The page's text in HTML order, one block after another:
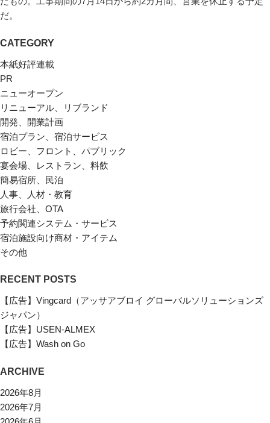
だ。
CATEGORY
本紙好評連載
PR
ニューオープン
リニューアル、リブランド
開発、開業計画
宿泊プラン、宿泊サービス
ロビー、フロント、パブリック
宴会場、レストラン、料飲
簡易宿所、民泊
人事、人材・教育
旅行会社、OTA
予約関連システム・サービス
宿泊施設向け商材・アイテム
その他
RECENT POSTS
【広告】Vingcard（アッサアブロイ グローバルソリューションズ
ジャパン）
【広告】USEN-ALMEX
【広告】Wash on Go
ARCHIVE
2026年8月
2026年7月